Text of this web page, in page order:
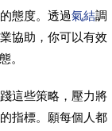
態度。透過氣結調
協助，你可以有效
。
這些策略，壓力將
指標。願每個人都